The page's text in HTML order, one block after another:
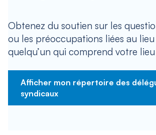
Obtenez du soutien sur les
ou les préoccupations liées au
quelqu’un qui comprend votre
Afficher mon répertoire des
syndicaux